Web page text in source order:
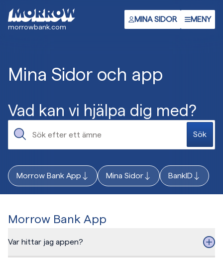
huvudinnehåll
morrowbank.com
MINA SIDOR MENY
Mina Sidor och app
Vad kan vi hjälpa dig med?
Sök
Morrow Bank App Mina Sidor BankID
Morrow Bank App
Var hittar jag appen?